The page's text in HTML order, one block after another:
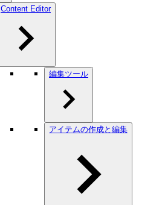
Content Editor
編集ツール
アイテムの作成と編集